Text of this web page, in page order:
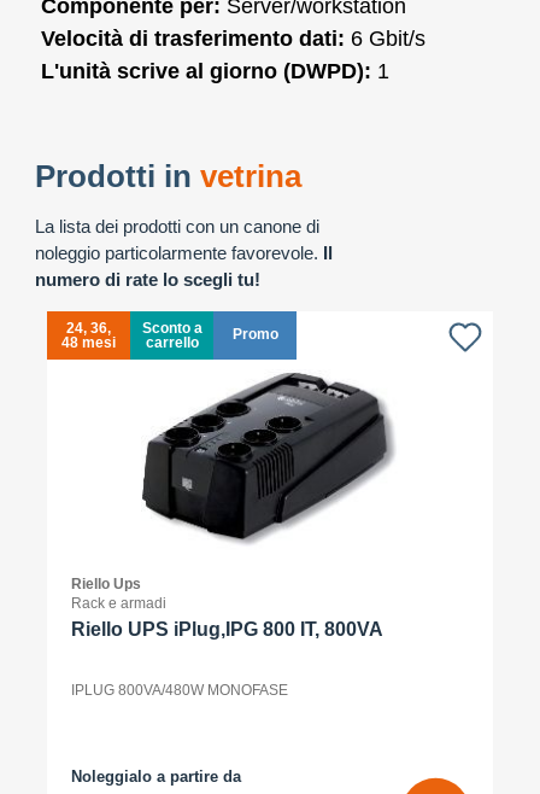
Componente per: Server/workstation
Velocità di trasferimento dati: 6 Gbit/s
L'unità scrive al giorno (DWPD): 1
Prodotti in vetrina
La lista dei prodotti con un canone di
noleggio particolarmente favorevole. Il
numero di rate lo scegli tu!
24, 36,
48 mesi
Sconto a
carrello
Promo
Riello Ups
Rack e armadi
Riello UPS iPlug,IPG 800 IT, 800VA
IPLUG 800VA/480W MONOFASE
Noleggialo a partire da